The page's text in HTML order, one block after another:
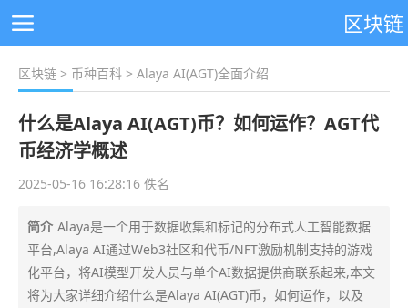
区块链
区块链 > 币种百科 > Alaya AI(AGT)全面介绍
什么是Alaya AI(AGT)币？如何运作？AGT代
币经济学概述
2025-05-16 16:28:16 佚名
简介 Alaya是一个用于数据收集和标记的分布式人工智能数据
平台,Alaya AI通过Web3社区和代币/NFT激励机制支持的游戏
化平台，将AI模型开发人员与单个AI数据提供商联系起来,本文
将为大家详细介绍什么是Alaya AI(AGT)币，如何运作，以及